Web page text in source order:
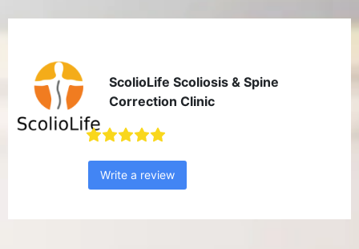
ScolioLife Scoliosis & Spine
Correction Clinic
Write a review